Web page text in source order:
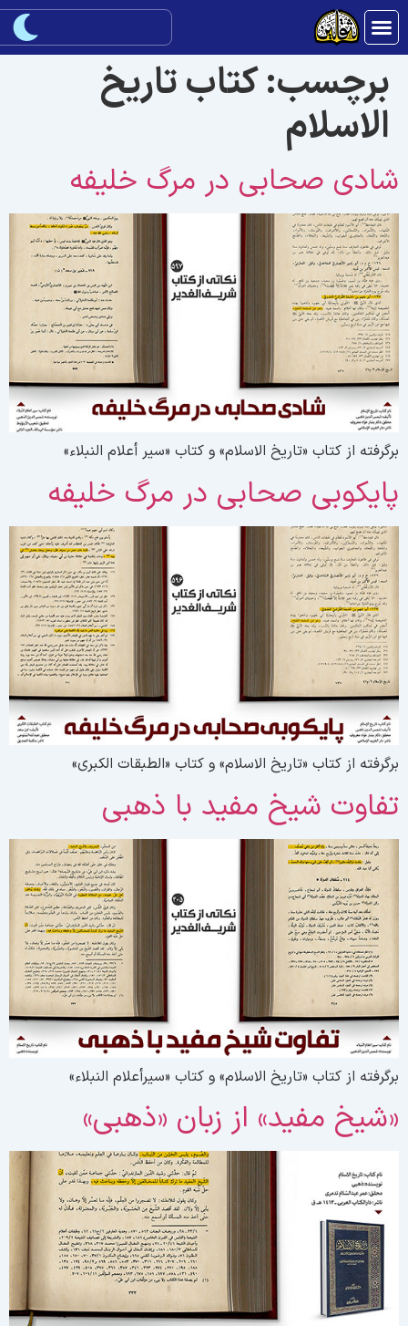
برچسب:کتاب تاریخ
الاسلام
صحابی در مرگ خلیفه
از کتاب «تاریخ الاسلام» و کتاب «سیر أعلام النبلاء»
صحابی در مرگ خلیفه
از کتاب «تاریخ الاسلام» و کتاب «الطبقات الکبری»
شیخ مفید با ذهبی
از کتاب «تاریخ الاسلام» و کتاب «سیرأعلام النبلاء»
مفید» از زبان «ذهبی»